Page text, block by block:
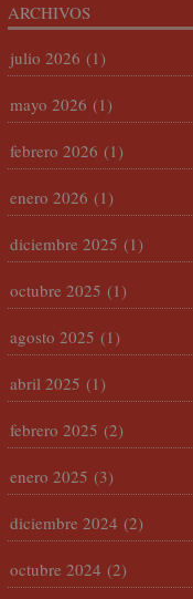
ARCHIVOS
julio 2026 (1)
mayo 2026 (1)
febrero 2026 (1)
enero 2026 (1)
diciembre 2025 (1)
octubre 2025 (1)
agosto 2025 (1)
abril 2025 (1)
febrero 2025 (2)
enero 2025 (3)
diciembre 2024 (2)
octubre 2024 (2)